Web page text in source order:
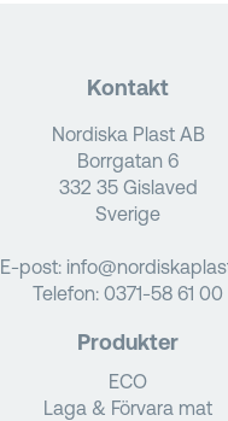
Kontakt
Nordiska Plast AB
Borrgatan 6
332 35 Gislaved
Sverige
E-post:
Telefon: 0371-58 61 00
Produkter
ECO
Laga & Förvara mat